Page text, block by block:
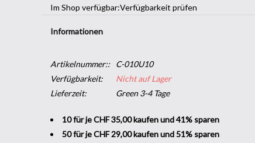
Im Shop verfügbar:Verfügbarkeit prüfen
Informationen
Artikelnummer::
C-010U10
Verfügbarkeit:
Nicht auf Lager
Lieferzeit:
Green 3-4 Tage
10 für je CHF 35,00 kaufen und 41% sparen
50 für je CHF 29,00 kaufen und 51% sparen